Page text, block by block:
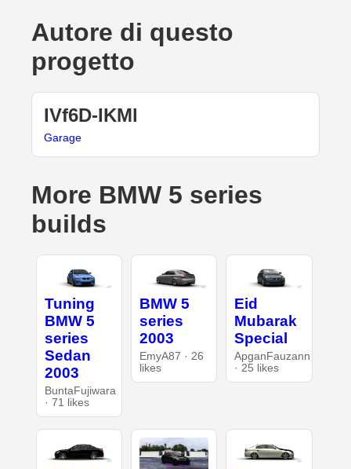
Autore di questo
progetto
IVf6D-IKMl
Garage
More BMW 5 series
builds
Tuning
BMW 5
series
Sedan
2003
BuntaFujiwara
· 71 likes
BMW 5
series
2003
EmyA87 · 26
likes
Eid
Mubarak
Special
ApganFauzann
· 25 likes